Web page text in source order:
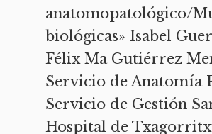
anatomopatológico/
biológicas» Isabel
Félix Ma Gutiérrez
Servicio de Anatomía
Servicio de Gestión
Hospital de